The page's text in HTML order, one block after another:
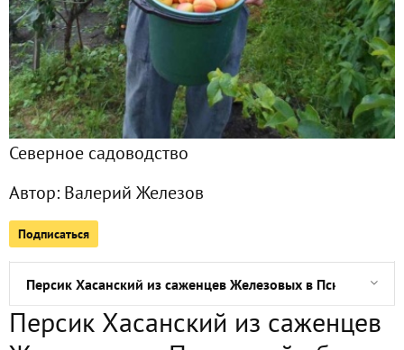
Северное садоводство
Автор: Валерий Железов
Подписаться
Хотите в Европе иметь сады? Нужно запустить туда
Опасные агроприёмы: как уничтожить деревья
Как поливать плодовые деревья - на примере саженца
Подготовка сада к зиме - не делаем ничего
Как правильно посадить саженец осенью/весной
Выращивание персиков в теплице в Сибири
Персик Хасанский из саженцев Железовых в Псковской
Если бы директором был я
Персик Хасанский из саженцев